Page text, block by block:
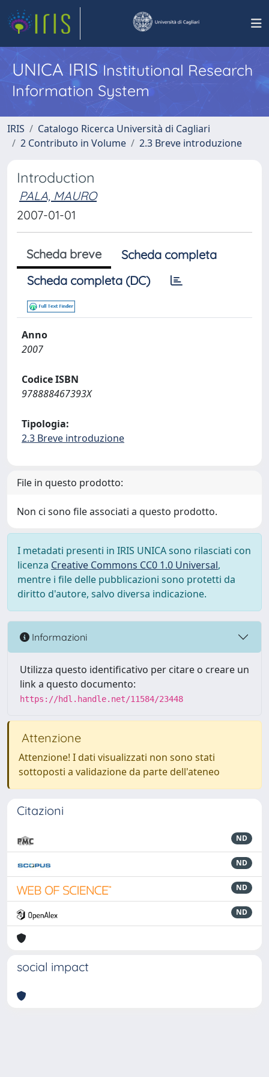
UNICA IRISInstitutional Research
Information System
IRIS
Catalogo Ricerca Università di Cagliari
2 Contributo in Volume
2.3 Breve introduzione
Introduction
PALA, MAURO
2007-01-01
Scheda breve
Scheda completa
Scheda completa (DC)
Anno
2007
Codice ISBN
978888467393X
Tipologia:
2.3 Breve introduzione
File in questo prodotto:
Non ci sono file associati a questo prodotto.
I metadati presenti in IRIS UNICA sono rilasciati con
licenza Creative Commons CC0 1.0 Universal,
mentre i file delle pubblicazioni sono protetti da
diritto d'autore, salvo diversa indicazione.
Informazioni
Utilizza questo identificativo per citare o creare un
link a questo documento:
https://hdl.handle.net/11584/23448
Attenzione
Attenzione! I dati visualizzati non sono stati
sottoposti a validazione da parte dell'ateneo
Citazioni
ND
ND
ND
ND
social impact